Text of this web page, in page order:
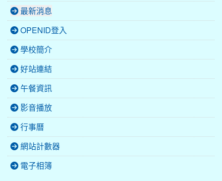
最新消息
OPENID登入
學校簡介
好站連結
午餐資訊
影音播放
行事曆
網站計數器
電子相簿